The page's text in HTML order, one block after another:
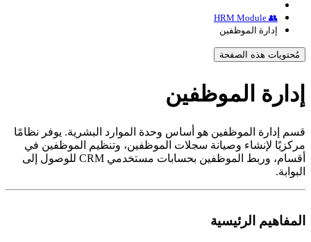
👥 HRM Module
إدارة الموظفين
مُحتويات هذه الصفحة
الموظفين
إدارة الموظفين هو أساس وحدة الموارد البشرية. يوفر نظامًا
لإنشاء وصيانة سجلات الموظفين، وتنظيم الموظفين في
أقسام، وربط الموظفين بحسابات مستخدمي CRM للوصول إلى
الرئيسية